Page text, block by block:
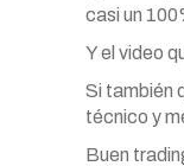
casi un
Y el video
Si también
técnico y
Buen